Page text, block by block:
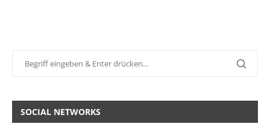
SOCIAL NETWORKS